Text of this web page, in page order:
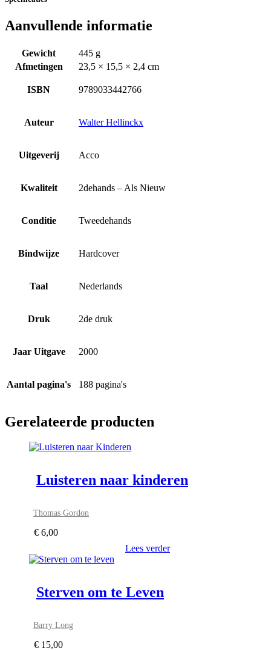
Aanvullende informatie
Gewicht
445 g
Afmetingen
23,5 × 15,5 × 2,4 cm
ISBN 9789033442766
Auteur Walter Hellinckx
Uitgeverij Acco
Kwaliteit 2dehands – Als Nieuw
Conditie Tweedehands
Bindwijze Hardcover
Taal Nederlands
Druk 2de druk
Jaar Uitgave 2000
Aantal pagina's 188 pagina's
Gerelateerde producten
Luisteren naar kinderen
Thomas Gordon
€ 6,00
Lees verder
Sterven om te Leven
Barry Long
€ 15,00